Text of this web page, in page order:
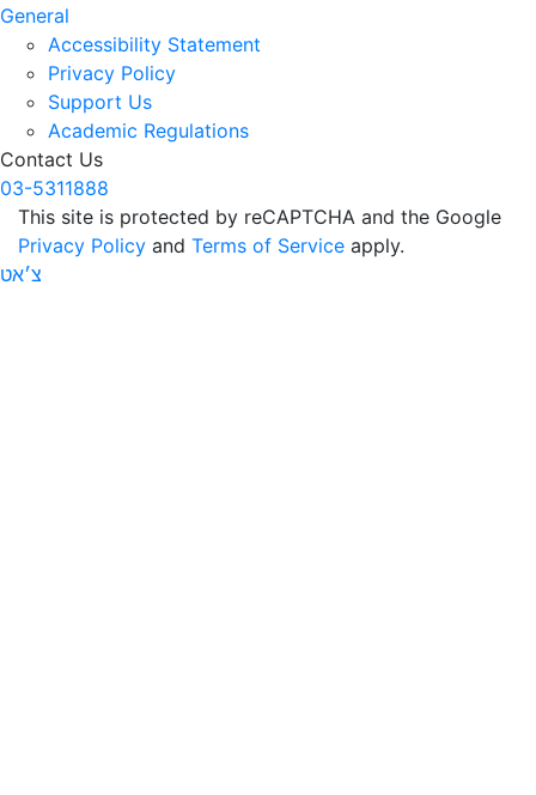
General
Accessibility Statement
Privacy Policy
Support Us
Academic Regulations
Contact Us
03-5311888
This site is protected by reCAPTCHA and the Google
Privacy Policy and Terms of Service apply.
צ׳אט